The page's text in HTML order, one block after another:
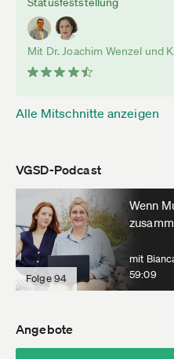
Mit Dr. Joachim Wenzel und
Alle Mitschnitte anzeigen
VGSD-Podcast
Folge 94
Wenn
mit
59:09
Angebote